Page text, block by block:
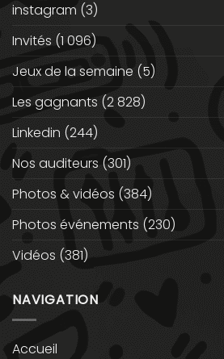
instagram (3)
Invités (1 096)
Jeux de la semaine (5)
Les gagnants (2 828)
Linkedin (244)
Nos auditeurs (301)
Photos & vidéos (384)
Photos événements (230)
Vidéos (381)
NAVIGATION
Accueil